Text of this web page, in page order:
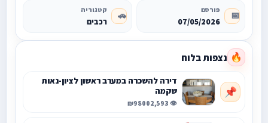
📅 פורסם
07/05/2026
🚗 קטגוריה
רכבים
🔥 נצפות בלוח
📌
דירה להשכרה במערב ראשון לציון-נאות
שקמה
👁️ 2,593
₪9800